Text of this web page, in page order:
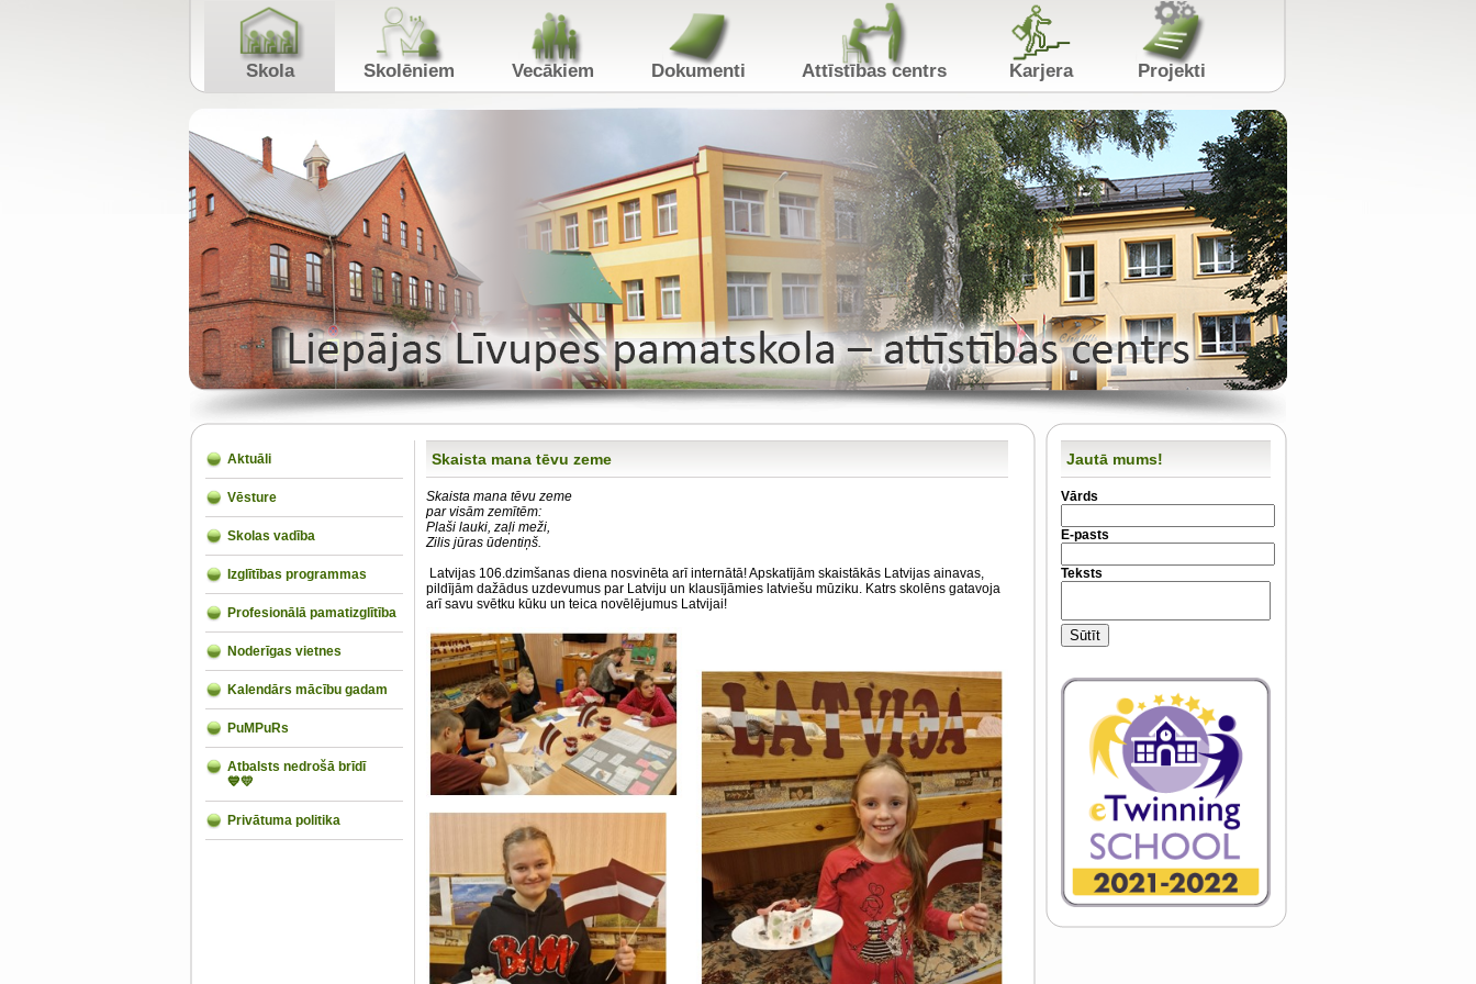
Skola Skolēniem Vecākiem Dokumenti Attīstības centrs Karjera Projekti
Aktuāli
Vēsture
Skolas vadība
Izglītības programmas
Profesionālā pamatizglītība
Noderīgas vietnes
Kalendārs mācību gadam
PuMPuRs
Atbalsts nedrošā brīdī
💙💛
Privātuma politika
Skaista mana tēvu zeme
Skaista mana tēvu zeme
par visām zemītēm:
Plaši lauki, zaļi meži,
Zilis jūras ūdentiņš.
Latvijas 106.dzimšanas diena nosvinēta arī internātā! Apskatījām skaistākās Latvijas ainavas,
pildījām dažādus uzdevumus par Latviju un klausījāmies latviešu mūziku. Katrs skolēns gatavoja
arī savu svētku kūku un teica novēlējumus Latvijai!
Jautā mums!
Vārds
E-pasts
Teksts
Sūtīt